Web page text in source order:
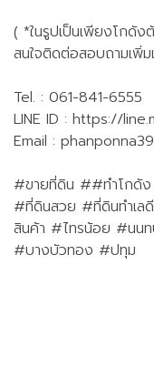
( *ในรูปเป็นเพียงโกดัง
สนใจติดต่อสอบถามเพิ่
Tel. : 061-841-6555
LINE ID : https://
Email :
#ขายที่ดิน ##ทําโกดั
#ที่ดินสวย #ที่ดินทำเ
สินค้า #ไทรน้อย #นน
#บางบัวทอง #ปทุม